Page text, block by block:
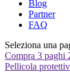
Blog
Partner
FAQ
Seleziona una
Compra 3 paghi
Pellicola